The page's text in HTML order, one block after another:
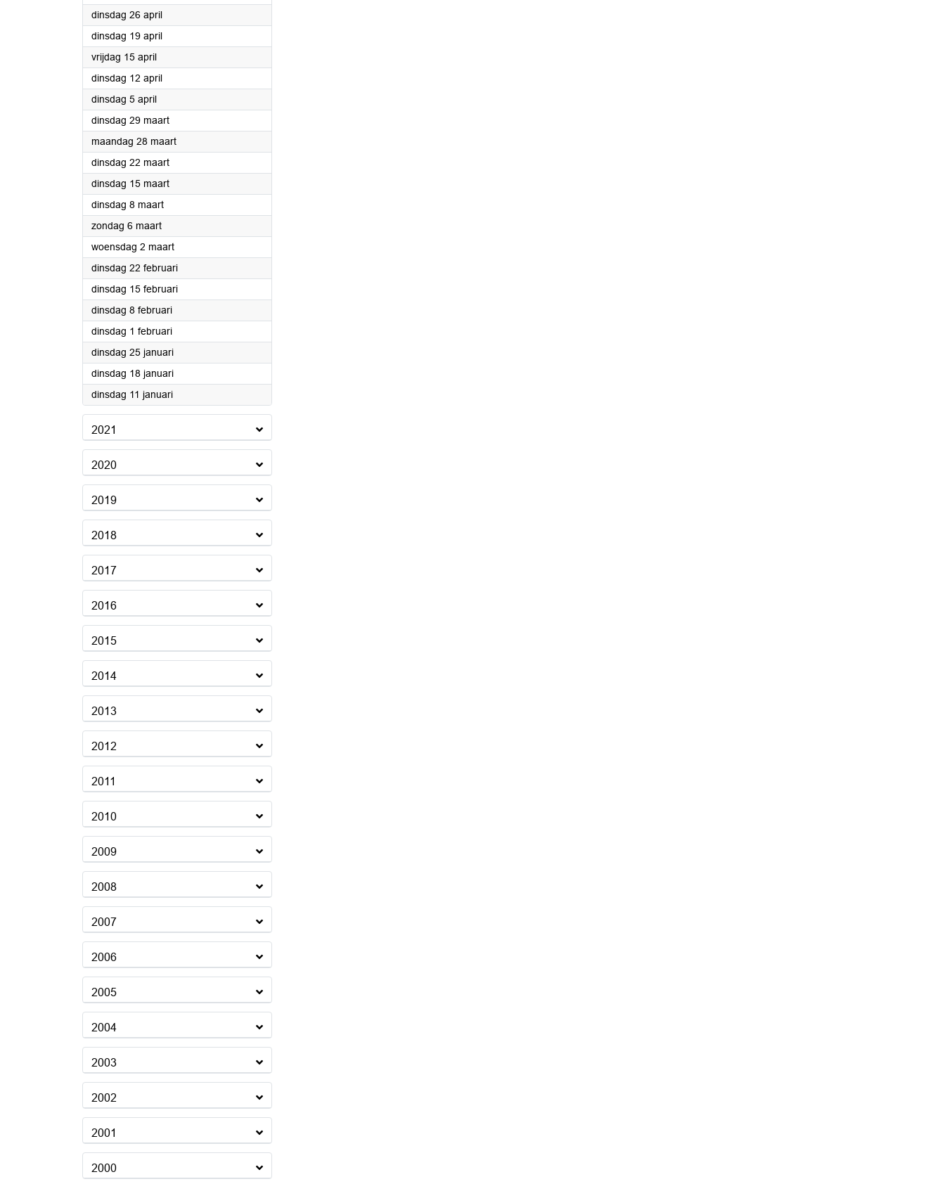
dinsdag 26 april2022
dinsdag 19 april2022
vrijdag 15 april2022
dinsdag 12 april2022
dinsdag 5 april2022
dinsdag 29 maart2022
maandag 28 maart2022
dinsdag 22 maart2022
dinsdag 15 maart2022
dinsdag 8 maart2022
zondag 6 maart2022
woensdag 2 maart2022
dinsdag 22 februari2022
dinsdag 15 februari2022
dinsdag 8 februari2022
dinsdag 1 februari2022
dinsdag 25 januari2022
dinsdag 18 januari2022
dinsdag 11 januari2022
2021
2020
2019
2018
2017
2016
2015
2014
2013
2012
2011
2010
2009
2008
2007
2006
2005
2004
2003
2002
2001
2000